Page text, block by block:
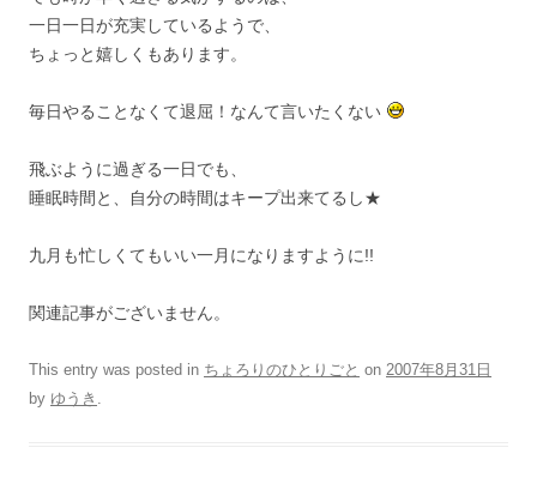
一日一日が充実しているようで、
ちょっと嬉しくもあります。
毎日やることなくて退屈！なんて言いたくない
飛ぶように過ぎる一日でも、
睡眠時間と、自分の時間はキープ出来てるし★
九月も忙しくてもいい一月になりますように!!
関連記事がございません。
This entry was posted in ちょろりのひとりごと on 2007年8月31日
by ゆうき .